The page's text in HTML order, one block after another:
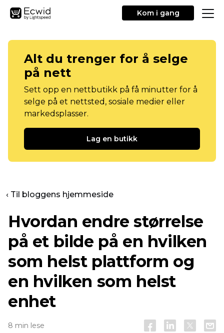
Kom i gang
Alt du trenger for å selge
på nett
Sett opp en nettbutikk på få minutter for å
selge på et nettsted, sosiale medier eller
markedsplasser.
Lag en butikk
‹ Til bloggens hjemmeside
Hvordan endre størrelse
på et bilde på en hvilken
som helst plattform og
en hvilken som helst
enhet
8 min lese